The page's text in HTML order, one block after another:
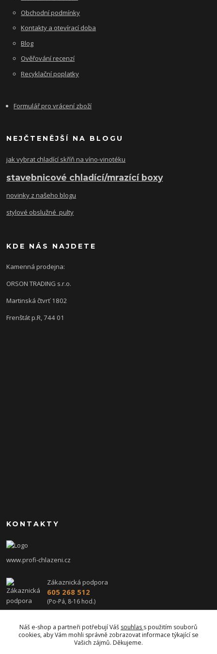
Obchodní podmínky
Kontakty a otevírací doba
Blog
Ověřování recenzí
Recyklační poplatky
Formulář pro vrácení zboží
NEJČTENĚJŠÍ NA BLOGU
jak vybrat chladící skříň na víno-vinotéku
stavebnicové chladící/mrazící boxy
novinky z našeho blogu
stylové obslužné pulty
KDE NÁS NAJDETE
Kamenná prodejna:
ORSON TRADING s.r.o.
Martinská čtvrť 1802
Frenštát p.R, 744 01
KONTAKTY
www.profi-chlazeni.cz
Zákaznická podpora
605 268 512
(Po-Pá, 8-16 hod.)
Náš e-shop a partneři potřebují Váš souhlas s použitím souborů
cookies, aby Vám mohli správně zobrazovat informace týkající se
Vašich zájmů. Děkujeme.